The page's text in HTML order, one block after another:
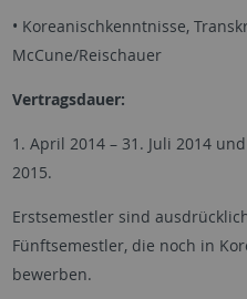
• Koreanischkenntnisse,
McCune/Reischauer
Vertragsdauer:
1. April 2014 – 31. Juli 2014
2015.
Erstsemestler sind
Fünftsemestler, die noch in
bewerben.